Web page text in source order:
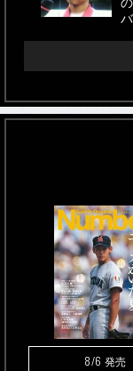
8/6 発売